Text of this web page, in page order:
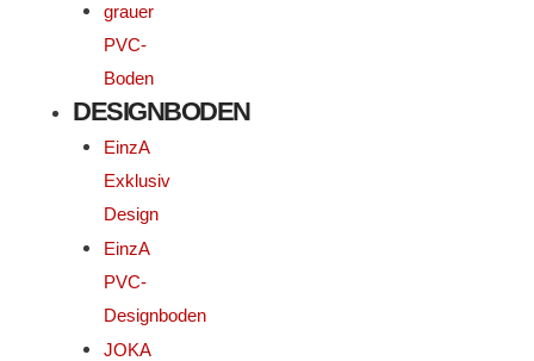
grauer
PVC-
Boden
DESIGNBODEN
EinzA
Exklusiv
Design
EinzA
PVC-
Designboden
JOKA